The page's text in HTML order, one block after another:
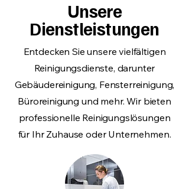
Unsere
Dienstleistungen
Entdecken Sie unsere vielfältigen
Reinigungsdienste, darunter
Gebäudereinigung, Fensterreinigung,
Büroreinigung und mehr. Wir bieten
professionelle Reinigungslösungen
für Ihr Zuhause oder Unternehmen.